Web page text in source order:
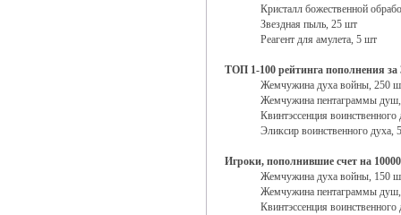
Кристалл божественной
Звездная пыль, 25 шт
Реагент для амулета, 5 шт
ТОП 1-100 рейтинга пополнения
Жемчужина духа войны, 250
Жемчужина пентаграммы
Квинтэссенция
Эликсир воинственного духа,
Игроки, пополнившие счет на
Жемчужина духа войны, 150
Жемчужина пентаграммы
Квинтэссенция